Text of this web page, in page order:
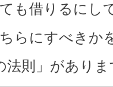
も借りるにし
らにすべきか
法則」がありま